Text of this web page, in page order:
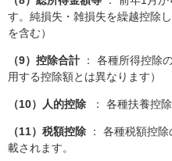
す。純損失・雑損失を繰越控除
を含む）
（9）控除合計
： 各種所得控除
用する控除額とは異なります）
（10）人的控除 ： 各種扶養控
（11）税額控除
： 各種税額控
載されます。